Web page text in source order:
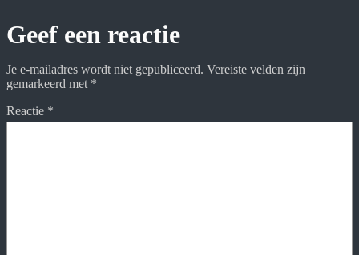
Geef een reactie
Je e-mailadres wordt niet gepubliceerd. Vereiste velden zijn
gemarkeerd met *
Reactie *